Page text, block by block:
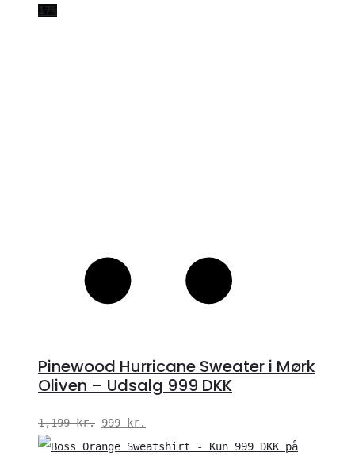
17%
Pinewood Hurricane Sweater i Mørk
Oliven – Udsalg 999 DKK
1,199kr. Den
oprindelige
999 kr.
aktuelle